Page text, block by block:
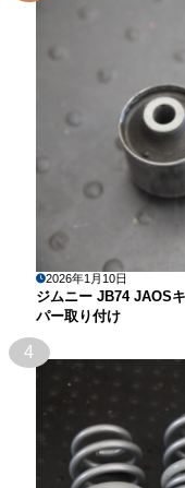
2026年1月10日
ジムニー JB74 JAOS
パー取り付け
4